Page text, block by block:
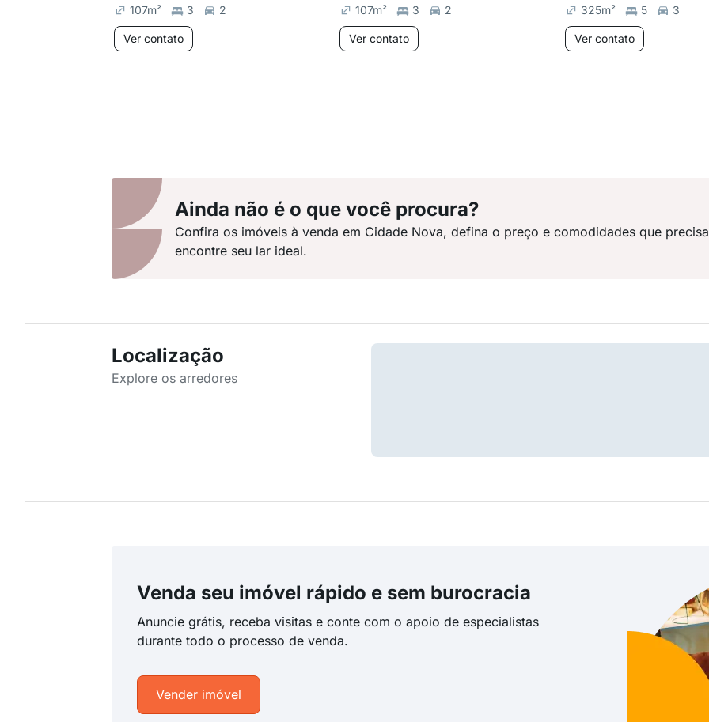
107m² 3 2
Ver contato
107m² 3 2
Ver contato
325m² 5 3
Ver contato
Ainda não é o que você procura?
Confira os imóveis à venda em Cidade Nova, defina o preço e comodidades que
encontre seu lar ideal.
Localização
Explore os arredores
Venda seu imóvel rápido e sem burocracia
Anuncie grátis, receba visitas e conte com o apoio de especialistas
durante todo o processo de venda.
Vender imóvel